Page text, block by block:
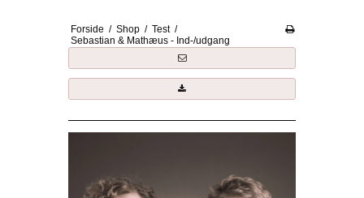
DKK
Dansk
Forside / Shop / Test /
Sebastian & Mathæus - Ind-/udgang